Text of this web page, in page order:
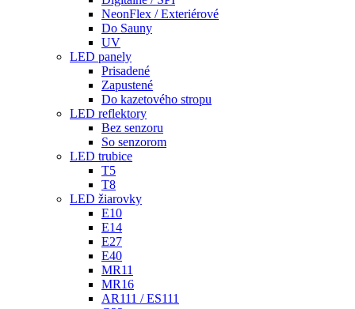
NeonFlex / Exteriérové
Do Sauny
UV
LED panely
Prisadené
Zapustené
Do kazetového stropu
LED reflektory
Bez senzoru
So senzorom
LED trubice
T5
T8
LED žiarovky
E10
E14
E27
E40
MR11
MR16
AR111 / ES111